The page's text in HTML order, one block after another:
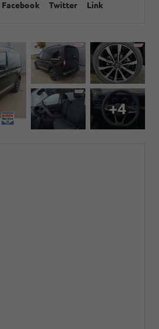
Facebook Twitter Link
+4